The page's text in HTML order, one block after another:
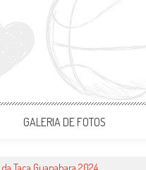
GALERIA DE FOTOS